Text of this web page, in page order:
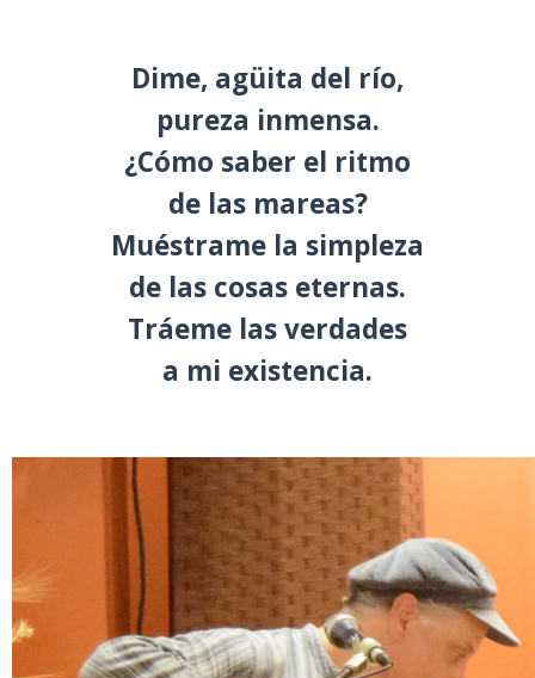
Dime, agüita del río,
pureza inmensa.
¿Cómo saber el ritmo
de las mareas?
Muéstrame la simpleza
de las cosas eternas.
Tráeme las verdades
a mi existencia.